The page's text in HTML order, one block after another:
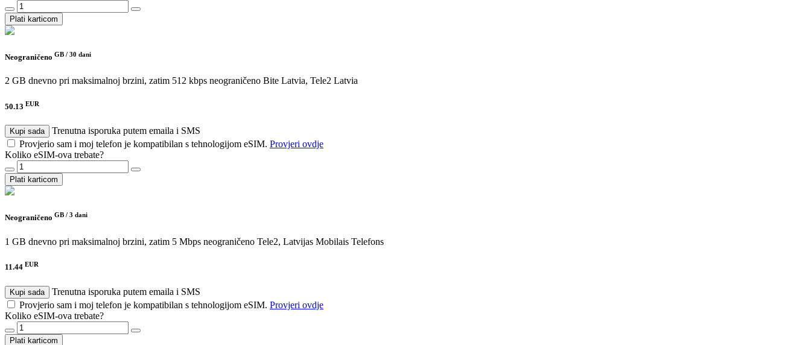
Plati karticom
Neograničeno GB / 30 dani
2 GB dnevno pri maksimalnoj brzini, zatim 512 kbps neograničeno Bite Latvia, Tele2 Latvia
50.13 EUR
Kupi sada
Trenutna isporuka putem emaila i SMS
Provjerio sam i moj telefon je kompatibilan s tehnologijom eSIM. Provjeri ovdje
Koliko eSIM-ova trebate?
Plati karticom
Neograničeno GB / 3 dani
1 GB dnevno pri maksimalnoj brzini, zatim 5 Mbps neograničeno Tele2, Latvijas Mobilais Telefons
11.44 EUR
Kupi sada
Trenutna isporuka putem emaila i SMS
Provjerio sam i moj telefon je kompatibilan s tehnologijom eSIM. Provjeri ovdje
Koliko eSIM-ova trebate?
Plati karticom